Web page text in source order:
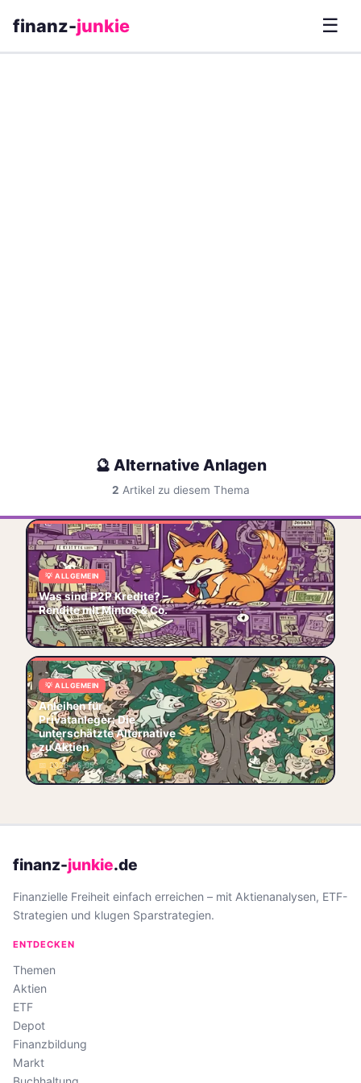
finanz-junkie ☰
🔮 Alternative Anlagen
2 Artikel zu diesem Thema
💡 ALLGEMEIN
Was sind P2P Kredite? –
Rendite mit Mintos & Co.
📅 2026-06-13
P2P-Kredite 2026: Rendite
mit Mintos, Bondora,
PeerBerry & Estateguru –
Plattform-Vergleich, EU-
Regulierung ECSP-VO,
🤝 P2P 🏛️ Mintos
📈 Rendite
🔮 Alternative Anlagen
💡 ALLGEMEIN
Anleihen für
Privatanleger: Die
unterschätzte Alternative
zu Aktien
📅 2026-06-05
Anleihen für Privatanleger:
stabile Erträge, steuerliche
Vorteile und geringes Risiko –
jetzt informieren und Ihr
Portfo
🏷️ Anleihen
🏷️ Bonds
📈 Rendite
🏷️ Sicherheit
finanz-junkie.de
Finanzielle Freiheit einfach erreichen – mit Aktienanalysen, ETF-
Strategien und klugen Sparstrategien.
ENTDECKEN
Themen
Aktien
ETF
Depot
Finanzbildung
Markt